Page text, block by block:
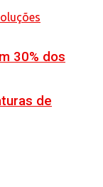
30% dos
de